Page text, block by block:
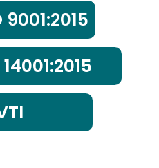
9001:2015